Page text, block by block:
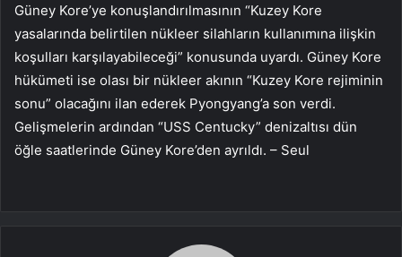
Güney Kore’ye konuşlandırılmasının “Kuzey Kore
yasalarında belirtilen nükleer silahların kullanımına ilişkin
koşulları karşılayabileceği” konusunda uyardı. Güney Kore
hükümeti ise olası bir nükleer akının “Kuzey Kore rejiminin
sonu” olacağını ilan ederek Pyongyang’a son verdi.
Gelişmelerin ardından “USS Centucky” denizaltısı dün
öğle saatlerinde Güney Kore’den ayrıldı. – Seul